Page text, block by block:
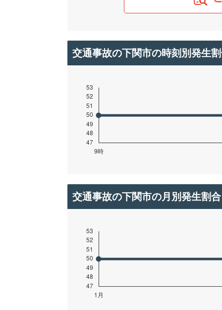
交通事故の下関市の時刻別発生
交通事故の下関市の月別発生割合